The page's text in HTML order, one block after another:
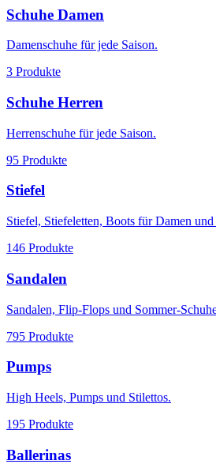
Schuhe Damen
Damenschuhe für jede Saison.
3 Produkte
Schuhe Herren
Herrenschuhe für jede Saison.
95 Produkte
Stiefel
Stiefel, Stiefeletten, Boots für Damen
146 Produkte
Sandalen
Sandalen, Flip-Flops und Sommer-
795 Produkte
Pumps
High Heels, Pumps und Stilettos.
195 Produkte
Ballerinas